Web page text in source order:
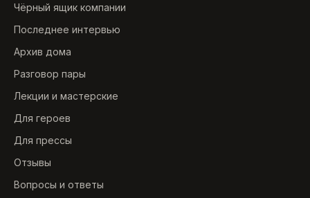
Чёрный ящик компании
Последнее интервью
Архив дома
Разговор пары
Лекции и мастерские
Для героев
Для прессы
Отзывы
Вопросы и ответы